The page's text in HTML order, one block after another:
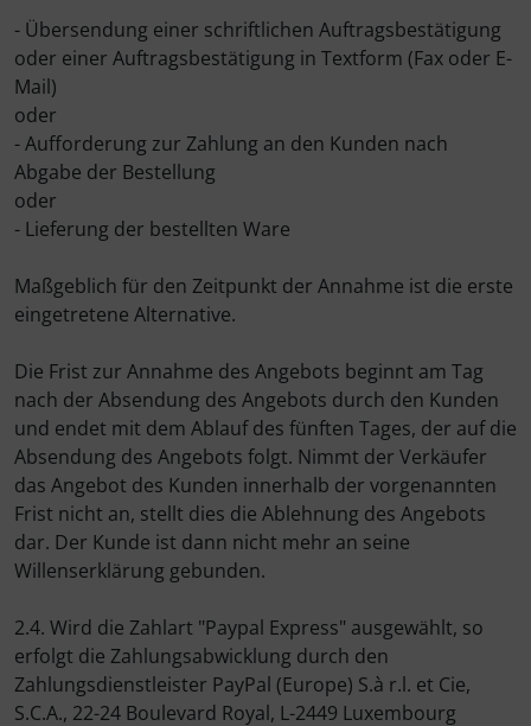
- Übersendung einer schriftlichen Auftragsbestätigung
oder einer Auftragsbestätigung in Textform (Fax oder E-
Mail)
oder
- Aufforderung zur Zahlung an den Kunden nach
Abgabe der Bestellung
oder
- Lieferung der bestellten Ware
Maßgeblich für den Zeitpunkt der Annahme ist die erste
eingetretene Alternative.
Die Frist zur Annahme des Angebots beginnt am Tag
nach der Absendung des Angebots durch den Kunden
und endet mit dem Ablauf des fünften Tages, der auf die
Absendung des Angebots folgt. Nimmt der Verkäufer
das Angebot des Kunden innerhalb der vorgenannten
Frist nicht an, stellt dies die Ablehnung des Angebots
dar. Der Kunde ist dann nicht mehr an seine
Willenserklärung gebunden.
2.4. Wird die Zahlart "Paypal Express" ausgewählt, so
erfolgt die Zahlungsabwicklung durch den
Zahlungsdienstleister PayPal (Europe) S.à r.l. et Cie,
S.C.A., 22-24 Boulevard Royal, L-2449 Luxembourg
Muc-Off
Nimbl
OAKLEY
OPEN Cycle
Pinarello
Pirelli
Princeton Carbonworks
Prologo
Quarq
React
Reserve